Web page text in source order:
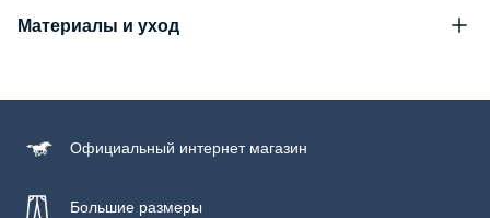
Материалы и уход
100% хлопок
Официальный интернет магазин
Большие размеры